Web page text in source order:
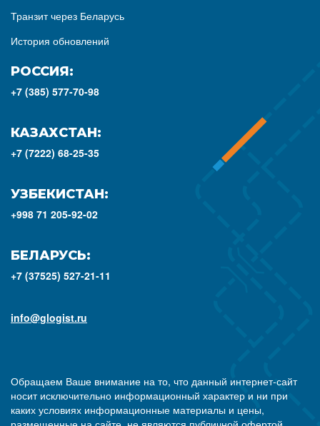
Транзит через Беларусь
История обновлений
РОССИЯ:
+7 (385) 577-70-98
КАЗАХСТАН:
+7 (7222) 68-25-35
УЗБЕКИСТАН:
+998 71 205-92-02
БЕЛАРУСЬ:
+7 (37525) 527-21-11
info@glogist.ru
Обращаем Ваше внимание на то, что данный интернет-сайт
носит исключительно информационный характер и ни при
каких условиях информационные материалы и цены,